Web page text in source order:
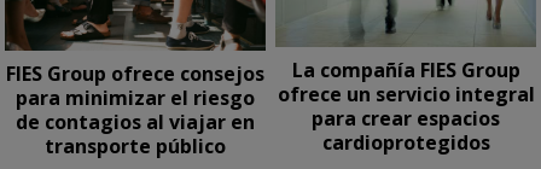
FIES Group ofrece consejos
para minimizar el riesgo
de contagios al viajar en
transporte público
La compañía FIES Group
ofrece un servicio integral
para crear espacios
cardioprotegidos